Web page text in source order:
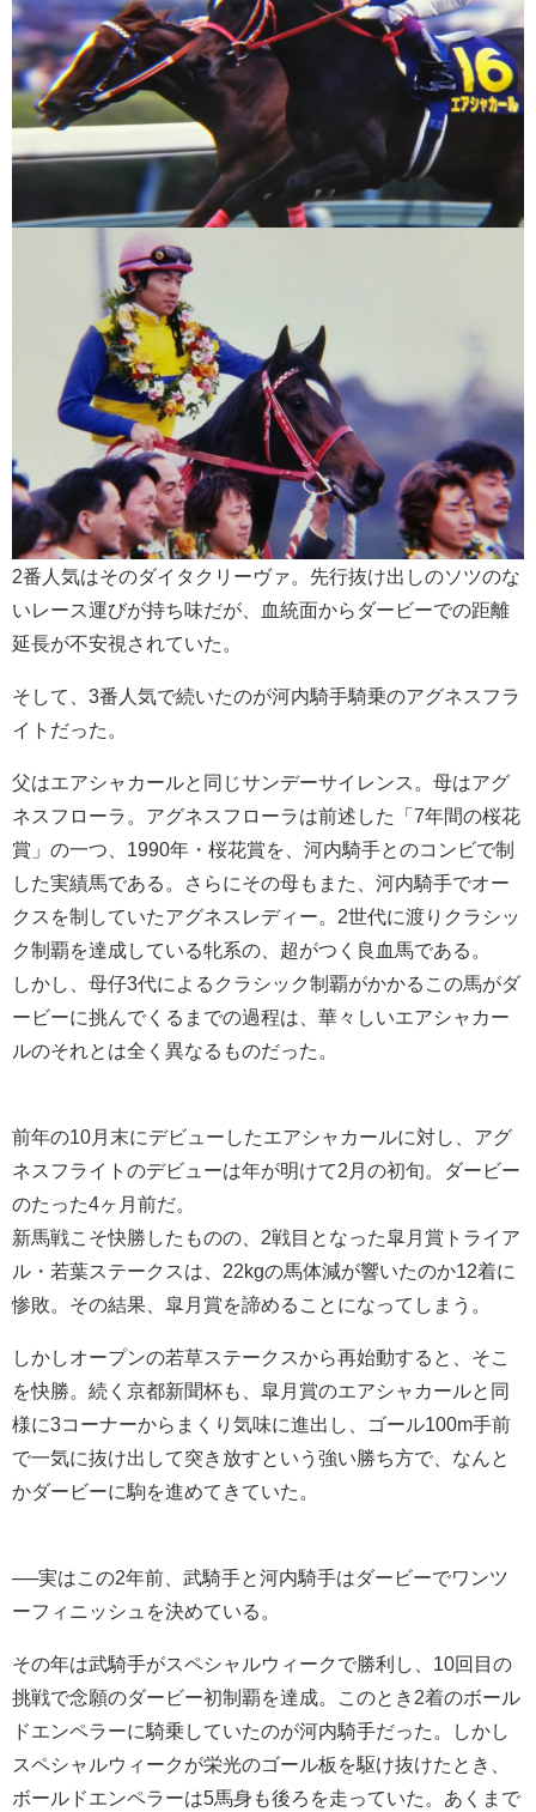
2番人気はそのダイタクリーヴァ。先行抜け出しのソツのな
いレース運びが持ち味だが、血統面からダービーでの距離
延長が不安視されていた。
そして、3番人気で続いたのが河内騎手騎乗のアグネスフラ
イトだった。
父はエアシャカールと同じサンデーサイレンス。母はアグ
ネスフローラ。アグネスフローラは前述した「7年間の桜花
賞」の一つ、1990年・桜花賞を、河内騎手とのコンビで制
した実績馬である。さらにその母もまた、河内騎手でオー
クスを制していたアグネスレディー。2世代に渡りクラシッ
ク制覇を達成している牝系の、超がつく良血馬である。
しかし、母仔3代によるクラシック制覇がかかるこの馬がダ
ービーに挑んでくるまでの過程は、華々しいエアシャカー
ルのそれとは全く異なるものだった。
前年の10月末にデビューしたエアシャカールに対し、アグ
ネスフライトのデビューは年が明けて2月の初旬。ダービー
のたった4ヶ月前だ。
新馬戦こそ快勝したものの、2戦目となった皐月賞トライア
ル・若葉ステークスは、22kgの馬体減が響いたのか12着に
惨敗。その結果、皐月賞を諦めることになってしまう。
しかしオープンの若草ステークスから再始動すると、そこ
を快勝。続く京都新聞杯も、皐月賞のエアシャカールと同
様に3コーナーからまくり気味に進出し、ゴール100m手前
で一気に抜け出して突き放すという強い勝ち方で、なんと
かダービーに駒を進めてきていた。
──実はこの2年前、武騎手と河内騎手はダービーでワンツ
ーフィニッシュを決めている。
その年は武騎手がスペシャルウィークで勝利し、10回目の
挑戦で念願のダービー初制覇を達成。このとき2着のボール
ドエンペラーに騎乗していたのが河内騎手だった。しかし
スペシャルウィークが栄光のゴール板を駆け抜けたとき、
ボールドエンペラーは5馬身も後ろを走っていた。あくまで